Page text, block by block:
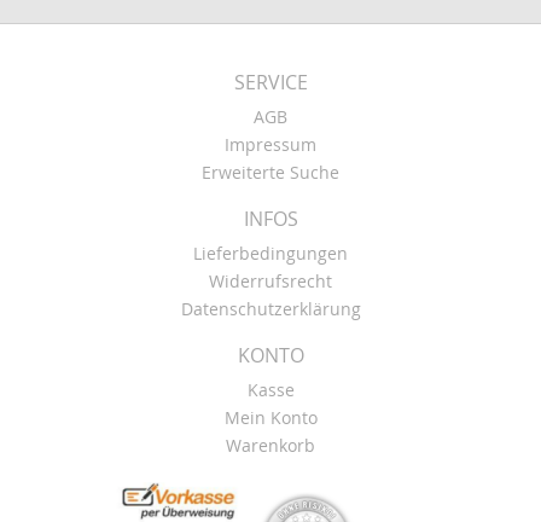
SERVICE
AGB
Impressum
Erweiterte Suche
INFOS
Lieferbedingungen
Widerrufsrecht
Datenschutzerklärung
KONTO
Kasse
Mein Konto
Warenkorb